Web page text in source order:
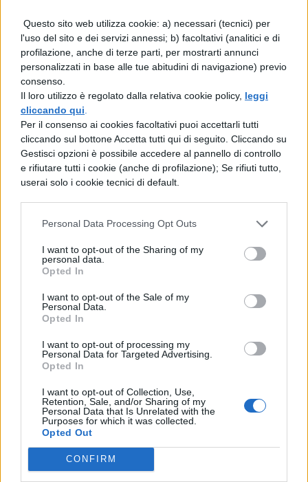
Questo sito web utilizza cookie: a) necessari (tecnici) per
l'uso del sito e dei servizi annessi; b) facoltativi (analitici e di
profilazione, anche di terze parti, per mostrarti annunci
personalizzati in base alle tue abitudini di navigazione) previo
consenso.
Il loro utilizzo è regolato dalla relativa cookie policy, leggi
cliccando qui
Per il consenso ai cookies facoltativi puoi accettarli tutti
cliccando sul bottone Accetta tutti qui di seguito. Cliccando su
Gestisci opzioni è possibile accedere al pannello di controllo
e rifiutare tutti i cookie (anche di profilazione); Se rifiuti tutto,
userai solo i cookie tecnici di default.
Personal Data Processing Opt Outs
I want to opt-out of the Sharing of my
personal data.
Opted In
I want to opt-out of the Sale of my
Personal Data.
Opted In
I want to opt-out of processing my
Personal Data for Targeted Advertising.
Opted In
I want to opt-out of Collection, Use,
Retention, Sale, and/or Sharing of my
Personal Data that Is Unrelated with the
Purposes for which it was collected.
Opted Out
CONFIRM
Altro requisito importante è l’ottenimento
della sufficienza in tutte le materie
scolastiche, compresa la condotta. Infatti,
occorre ricordare che con un
comportamento inferiore al 6
studentenon verrà ammesso alla
Maturità. Al contrario, con unvoto pari a
6 ci sarà un “debito” da recuperareal
il candidato avrà l’onere di sviluppare un
“cittadinanza attiva e solidale”.
Altri dettagli sulla Maturità 2025
sarà unavalutazione univoca da parte
valuterà i risultati dei due esami scritti, del
colloquio orale e anche il totale dei crediti
acquisiti nell’ultimo triennio. Solo
prossimamente, il MIM si incaricherà di